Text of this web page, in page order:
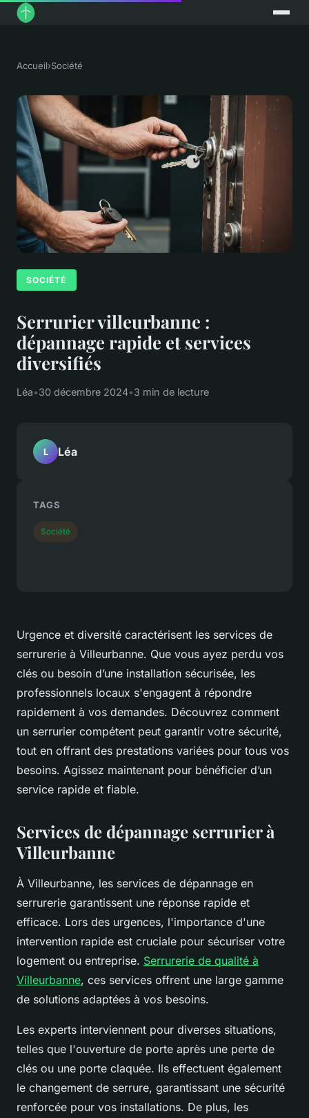
Accueil›Société
SOCIÉTÉ
Serrurier villeurbanne :
dépannage rapide et services
diversifiés
Léa•30 décembre 2024•3 min de lecture
Urgence et diversité caractérisent les services de
serrurerie à Villeurbanne. Que vous ayez perdu vos
clés ou besoin d’une installation sécurisée, les
professionnels locaux s'engagent à répondre
rapidement à vos demandes. Découvrez comment
un serrurier compétent peut garantir votre sécurité,
tout en offrant des prestations variées pour tous vos
besoins. Agissez maintenant pour bénéficier d’un
service rapide et fiable.
Services de dépannage serrurier à
Villeurbanne
À Villeurbanne, les services de dépannage en
serrurerie garantissent une réponse rapide et
efficace. Lors des urgences, l'importance d'une
intervention rapide est cruciale pour sécuriser votre
logement ou entreprise. Serrurerie de qualité à
Villeurbanne, ces services offrent une large gamme
de solutions adaptées à vos besoins.
Les experts interviennent pour diverses situations,
telles que l'ouverture de porte après une perte de
clés ou une porte claquée. Ils effectuent également
le changement de serrure, garantissant une sécurité
renforcée pour vos installations. De plus, les
L Léa
TAGS
Société